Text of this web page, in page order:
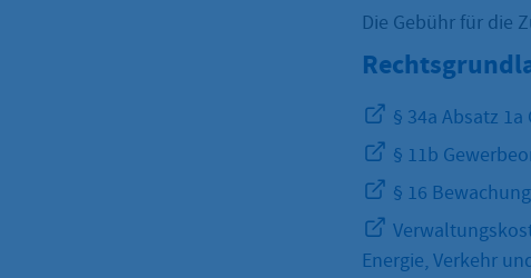
Die Gebühr für die
§ 34a Absatz
§ 11b
§ 16
Energie, Verkehr